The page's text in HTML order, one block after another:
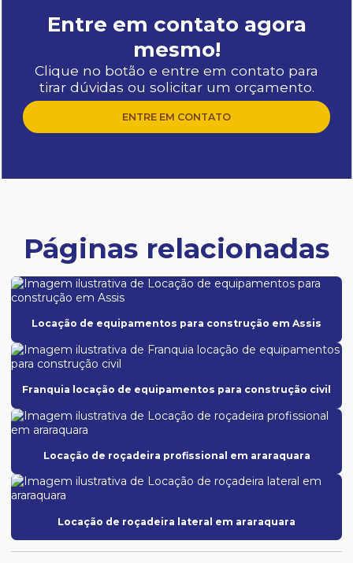
Entre em contato agora
mesmo!
Clique no botão e entre em contato para
tirar dúvidas ou solicitar um orçamento.
ENTRE EM CONTATO
Páginas relacionadas
Locação de equipamentos para construção em Assis
Franquia locação de equipamentos para construção civil
Locação de roçadeira profissional em araraquara
Locação de roçadeira lateral em araraquara